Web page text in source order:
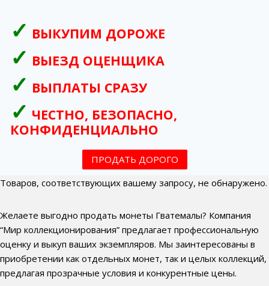
ВЫКУПИМ ДОРОЖЕ
ВЫЕЗД ОЦЕНЩИКА
ВЫПЛАТЫ СРАЗУ
ЧЕСТНО, БЕЗОПАСНО,
КОНФИДЕНЦИАЛЬНО
ПРОДАТЬ ДОРОГО
Товаров, соответствующих вашему запросу, не обнаружено.
Желаете выгодно продать монеты Гватемалы? Компания
“Мир коллекционирования” предлагает профессиональную
оценку и выкуп ваших экземпляров. Мы заинтересованы в
приобретении как отдельных монет, так и целых коллекций,
предлагая прозрачные условия и конкурентные цены.